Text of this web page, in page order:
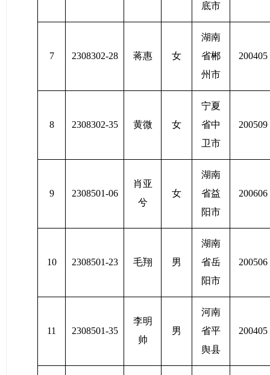
底市
7 2308302-28 蒋惠 女
湖南
省郴
州市
200405
8 2308302-35 黄微 女
宁夏
省中
卫市
200509
9 2308501-06
肖亚
兮
女
湖南
省益
阳市
200606
10 2308501-23 毛翔 男
湖南
省岳
阳市
200506
11 2308501-35
李明
帅
男
河南
省平
舆县
200405